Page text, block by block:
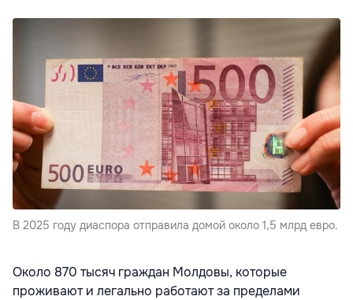
В 2025 году диаспора отправила домой около 1,5 млрд евро.
Около 870 тысяч граждан Молдовы, которые
проживают и легально работают за пределами